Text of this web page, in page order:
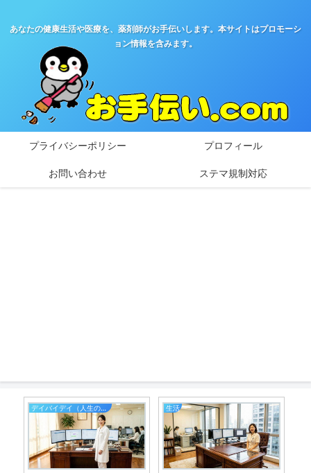
あなたの健康生活や医療を、薬剤師がお手伝いします。本サイトはプロモーシ
ョン情報を含みます。
プライバシーポリシー プロフィール
お問い合わせ ステマ規制対応
デイバイデイ（人生の散歩道） 生活